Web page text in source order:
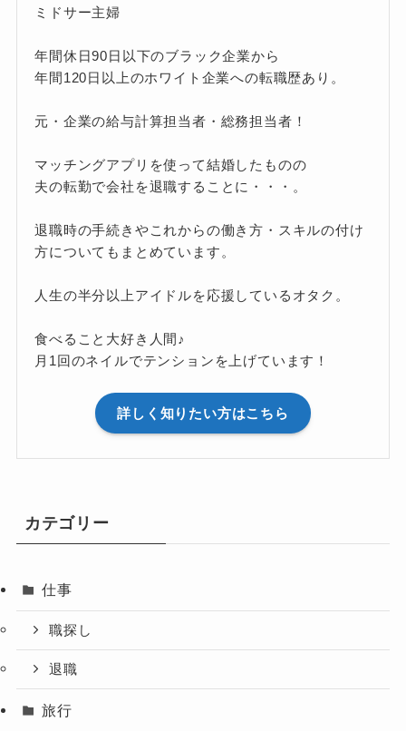
ミドサー主婦
年間休日90日以下のブラック企業から
年間120日以上のホワイト企業への転職歴あり。
元・企業の給与計算担当者・総務担当者！
マッチングアプリを使って結婚したものの
夫の転勤で会社を退職することに・・・。
退職時の手続きやこれからの働き方・スキルの付け
方についてもまとめています。
人生の半分以上アイドルを応援しているオタク。
食べること大好き人間♪
月1回のネイルでテンションを上げています！
詳しく知りたい方はこちら
カテゴリー
仕事
職探し
退職
旅行